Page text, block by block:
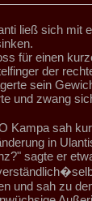
ließ sich mit
für einen
der
sein
und zwang
Kampa sah
in
sagte er
und sah zu